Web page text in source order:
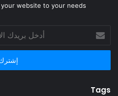
website to your needs.
بريدك
الإلكتروني
Tags